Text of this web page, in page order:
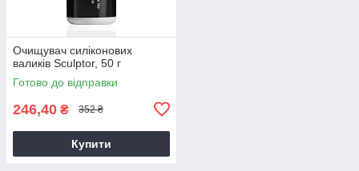
Очищувач силіконових
валиків Sculptor, 50 г
Готово до відправки
246,40 ₴ 352 ₴
Купити